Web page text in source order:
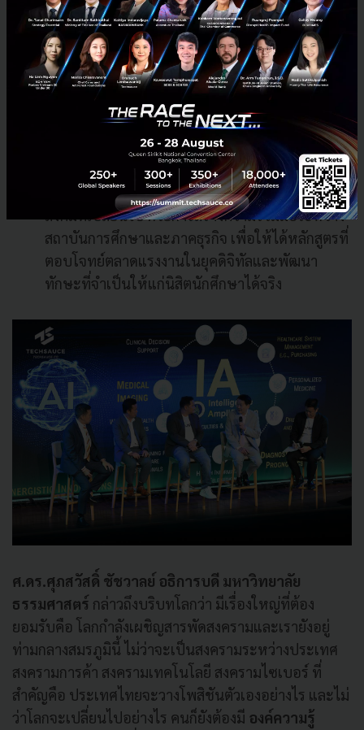
ประเทศไทยต้องปรับตัวให้เข้ากับการเปลี่ยนแปลง
ของโลก โดยการพัฒนาทรัพยากรมนุษย์และการนำ
เทคโนโลยีใหม่ๆ มาใช้เพิ่มศักยภาพในการแข่งขัน
ทางธุรกิจ
การศึกษาและการสร้างคนอธิการบดีแต่ละท่านต่าง
ก็ให้ความสำคัญในเรื่องการสร้างคนคุณภาพให้
ประเทศ โดยการพัฒนาหลักสูตรการศึกษาให้
สอดคล้องกับความต้องการของตลาดและบริบททาง
สังคมที่เปลี่ยนไป ด้วยการสร้างความร่วมมือระหว่าง
สถาบันการศึกษาและภาคธุรกิจ เพื่อให้ได้หลักสูตรที่
ตอบโจทย์ตลาดแรงงานในยุคดิจิทัลและพัฒนา
ทักษะที่จำเป็นให้แก่นิสิตนักศึกษาได้จริง
ศ.ดร.ศุภสวัสดิ์ ชัชวาลย์ อธิการบดี มหาวิทยาลัย
ธรรมศาสตร์ กล่าวถึงบริบทโลกว่า มีเรื่องใหญ่ที่ต้อง
ยอมรับคือ โลกกำลังเผชิญสารพัดสงครามและเรายังอยู่
ท่ามกลางสมรภูมินี้ ไม่ว่าจะเป็นสงครามระหว่างประเทศ
สงครามการค้า สงครามเทคโนโลยี สงครามไซเบอร์ ที่
สำคัญคือ ประเทศไทยจะวางโพสิชันตัวเองอย่างไร และไม่
ว่าโลกจะเปลี่ยนไปอย่างไร คนก็ยังต้องมี องค์ความรู้